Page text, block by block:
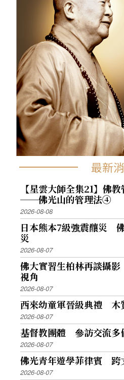
最新
【星雲大師全集21】佛
──佛光山的管理法④
2026-08-08
日本熊本7級強震釀災
災
2026-08-07
佛大實習生柏林再談攝
視角
2026-08-07
西來幼童軍晉級典禮 木
2026-08-07
基督教團體 參訪交流多
2026-08-07
佛光青年遊學菲律賓 跨
2026-08-07